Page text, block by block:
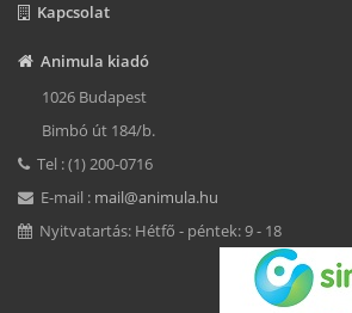
Kapcsolat
Animula kiadó
1026 Budapest
Bimbó út 184/b.
Tel : (1) 200-0716
E-mail : mail@animula.hu
Nyitvatartás: Hétfő - péntek: 9 - 18